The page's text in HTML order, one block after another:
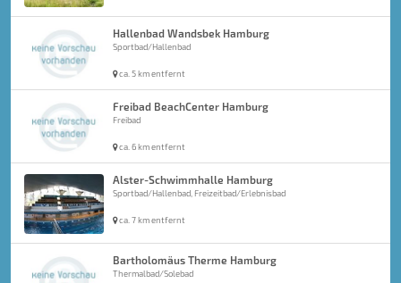
Hallenbad Wandsbek Hamburg
Sportbad/Hallenbad
ca. 5 km entfernt
Freibad BeachCenter Hamburg
Freibad
ca. 6 km entfernt
Alster-Schwimmhalle Hamburg
Sportbad/Hallenbad, Freizeitbad/Erlebnisbad
ca. 7 km entfernt
Bartholomäus Therme Hamburg
Thermalbad/Solebad